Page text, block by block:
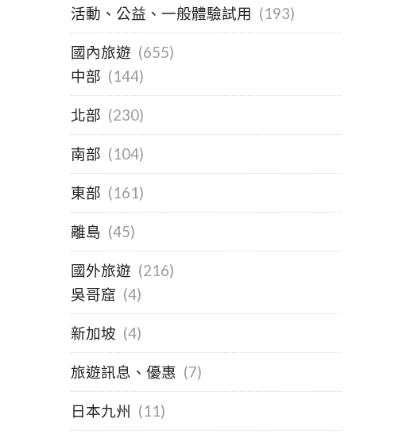
活動、公益、一般體驗試用 (193)
國內旅遊 (655)
中部 (144)
北部 (230)
南部 (104)
東部 (161)
離島 (45)
國外旅遊 (216)
吳哥窟 (4)
新加坡 (4)
旅遊訊息、優惠 (7)
日本九州 (11)